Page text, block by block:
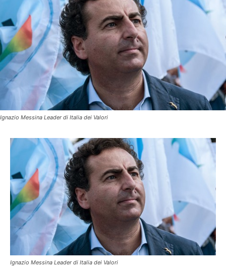
Ignazio Messina Leader di Italia dei Valori
Ignazio Messina Leader di Italia dei Valori